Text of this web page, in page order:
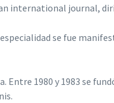
international journal,
se fue
Entre 1980 y 1983 se